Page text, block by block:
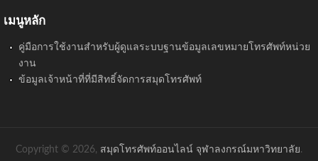
เมนูหลัก
คู่มือการใช้งานสำหรับผู้ดูแลระบบฐานข้อมูลเลขหมายโทรศัพท์หน่วย
งาน
ข้อมูลเจ้าหน้าที่ที่มีสิทธิ์จัดการสมุดโทรศัพท์
Copyright © 2026, สมุดโทรศัพท์ออนไลน์ จุฬาลงกรณ์มหาวิทยาลัย.